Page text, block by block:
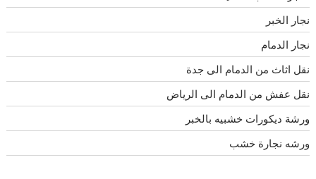
نجار الخبر
نجار الدمام
نقل اثاث من الدمام الى جدة
نقل عفش من الدمام الى الرياض
ورشة ديكورات خشبيه بالخبر
ورشه نجارة خشب